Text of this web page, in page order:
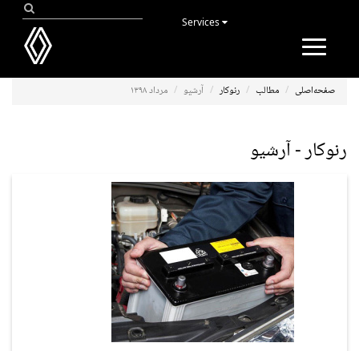
Toggle
صفحه‌اصلی مطالب رنوکار آرشیو مرداد ۱۳۹۸
رنوکار - آرشیو